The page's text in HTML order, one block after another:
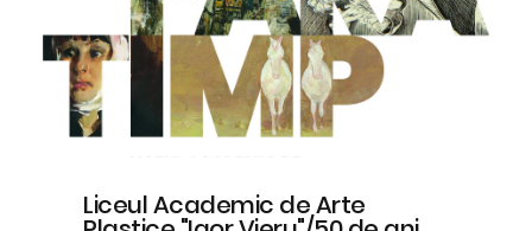
Liceul Academic de Arte